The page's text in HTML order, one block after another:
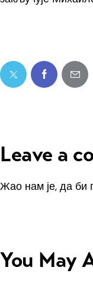
Leave a
Жао нам је, да би
You May